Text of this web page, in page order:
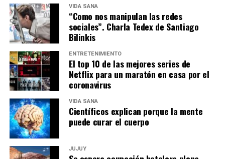
VIDA SANA
“Como nos manipulan las redes
sociales”. Charla Tedex de Santiago
Bilinkis
ENTRETENIMIENTO
El top 10 de las mejores series de
Netflix para un maratón en casa por el
coronavirus
VIDA SANA
Científicos explican porque la mente
puede curar el cuerpo
JUJUY